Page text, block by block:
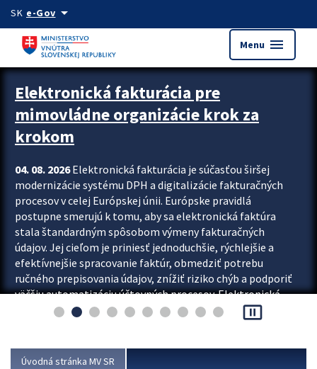
Preskocit na hlavný obsah
SK e-Govarrow_drop_down
Menu menu
Zastavit automatický posun upútavok
Elektronická fakturácia pre
mimovládne organizácie krok za
krokom
04. 08. 2026Elektronická fakturácia je súčasťou širšej
modernizácie systému DPH a digitalizácie fakturačných
procesov v celej Európskej únii. Európske pravidlá
postupne smerujú k tomu, aby sa elektronická faktúra
stala štandardným spôsobom výmeny fakturačných
údajov. Jej cieľom je priniesť jednoduchšie, rýchlejšie a
efektívnejšie spracovanie faktúr, obmedziť potrebu
ručného prepisovania údajov, znížiť riziko chýb a podporiť
väčšiu automatizáciu účtovných procesov. Elektronická
fakturácia preto nepredstavuje...
pause_presentation
Úvodná stránka MV SR